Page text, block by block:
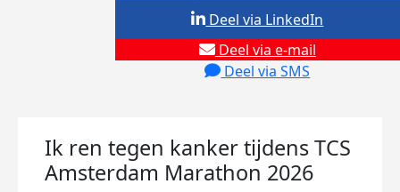
Deel via e-mail
Deel via SMS
Deel via LinkedIn
Ik ren tegen kanker tijdens TCS
Amsterdam Marathon 2026